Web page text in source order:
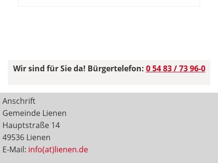
Wir sind für Sie da! Bürgertelefon: 0 54 83 / 73 96-0
Anschrift
Gemeinde Lienen
Hauptstraße 14
49536 Lienen
E-Mail: info(at)lienen.de